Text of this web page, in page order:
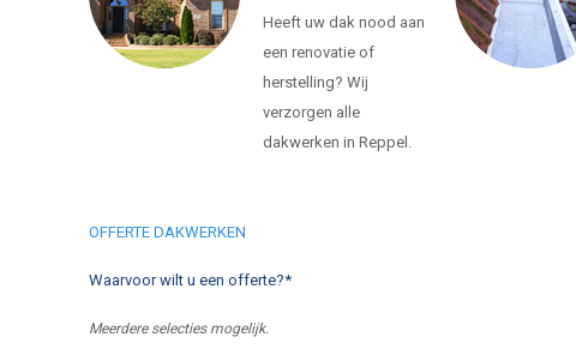
Heeft uw dak nood aan
een renovatie of
herstelling? Wij
verzorgen alle
dakwerken in Reppel.
OFFERTE DAKWERKEN
Waarvoor wilt u een offerte?*
Meerdere selecties mogelijk.